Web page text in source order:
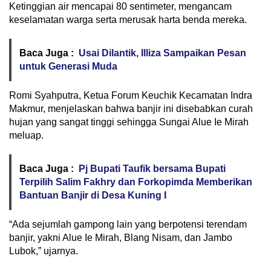
Ketinggian air mencapai 80 sentimeter, mengancam
keselamatan warga serta merusak harta benda mereka.
Baca Juga : Usai Dilantik, Illiza Sampaikan Pesan
untuk Generasi Muda
Romi Syahputra, Ketua Forum Keuchik Kecamatan Indra
Makmur, menjelaskan bahwa banjir ini disebabkan curah
hujan yang sangat tinggi sehingga Sungai Alue Ie Mirah
meluap.
Baca Juga :
Pj Bupati Taufik bersama Bupati
Terpilih Salim Fakhry dan Forkopimda Memberikan
Bantuan Banjir di Desa Kuning I
“Ada sejumlah gampong lain yang berpotensi terendam
banjir, yakni Alue Ie Mirah, Blang Nisam, dan Jambo
Lubok,” ujarnya.